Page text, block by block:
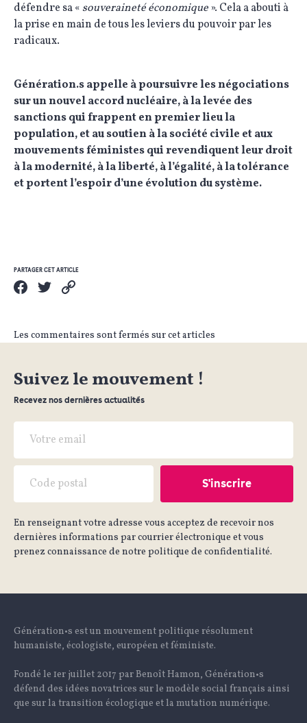
défendre sa « souveraineté économique ». Cela a abouti à
la prise en main de tous les leviers du pouvoir par les
radicaux.
Génération.s appelle à poursuivre les négociations
sur un nouvel accord nucléaire, à la levée des
sanctions qui frappent en premier lieu la
population, et au soutien à la société civile et aux
mouvements féministes qui revendiquent leur droit
à la modernité, à la liberté, à l’égalité, à la tolérance
et portent l’espoir d’une évolution du système.
PARTAGER CET ARTICLE
Les commentaires sont fermés sur cet articles
Suivez le mouvement !
Recevez nos dernières actualités
En renseignant votre adresse vous acceptez de recevoir nos
dernières informations par courrier électronique et vous
prenez connaissance de notre politique de confidentialité.
Génération•s est un mouvement politique résolument
humaniste, écologiste, européen et féministe.
Fondé le 1er juillet 2017 par Benoît Hamon, Génération•s
défend des idées novatrices sur le modèle social français ainsi
que sur la transition écologique et la mutation numérique.